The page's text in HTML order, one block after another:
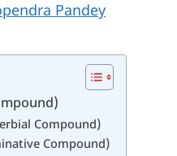
Pandey
Compound)
Compound)